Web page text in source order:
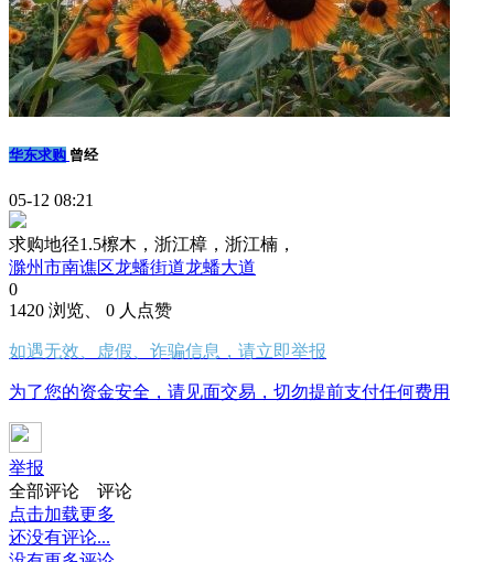
华东求购 曾经
05-12 08:21
求购地径1.5檫木，浙江樟，浙江楠，
滁州市南谯区龙蟠街道龙蟠大道
0
1420 浏览、 0 人点赞
如遇无效、虚假、诈骗信息，请立即举报
为了您的资金安全，请见面交易，切勿提前支付任何费用
举报
全部评论
评论
点击加载更多
还没有评论...